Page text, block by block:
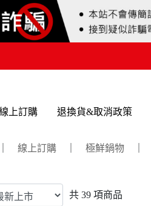
上訂購 退換貨&取消政策
線上訂購 極鮮鍋物
共 39項商品